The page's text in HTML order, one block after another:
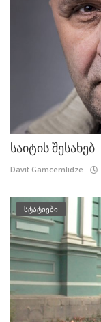
საიტის შესახებ
Davit.Gamcemlidze
სტატიები